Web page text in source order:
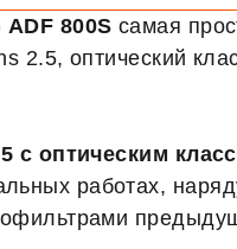
800S самая
2.5, оптический
с оптическим
работах,